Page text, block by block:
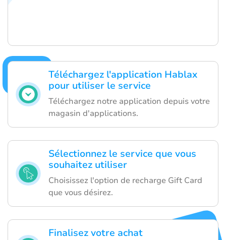
Téléchargez l'application Hablax
pour utiliser le service
Téléchargez notre application depuis votre
magasin d'applications.
Sélectionnez le service que vous
souhaitez utiliser
Choisissez l'option de recharge Gift Card
que vous désirez.
Finalisez votre achat